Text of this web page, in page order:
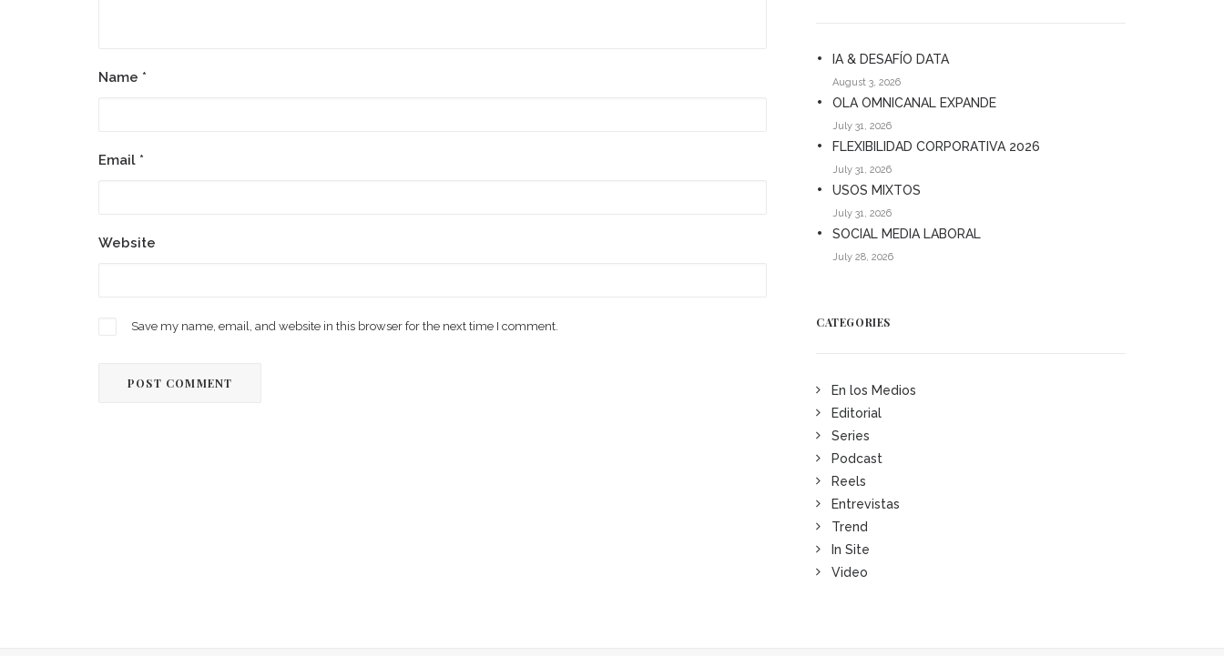
Name *
Email *
Website
Save my name, email, and website in this browser for the next time I comment.
IA & DESAFÍO DATA
August 3, 2026
OLA OMNICANAL EXPANDE
July 31, 2026
FLEXIBILIDAD CORPORATIVA 2026
July 31, 2026
USOS MIXTOS
July 31, 2026
SOCIAL MEDIA LABORAL
July 28, 2026
CATEGORIES
En los Medios
Editorial
Series
Podcast
Reels
Entrevistas
Trend
In Site
Video